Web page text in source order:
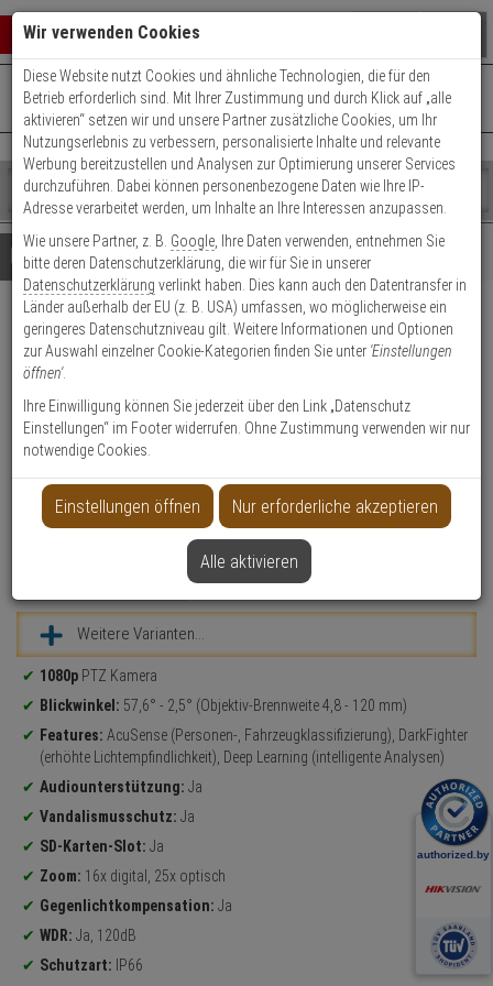
Warenkorb schließen
0 ARTIKEL IM WARENKORB
Ihr Warenkorb ist momentan leer.
Ergebnisse ()
Fertig
Shop
durchsuchen
Bitte
geben
Sie
mindestens
Zeichen
ein,
um
Suche
Es
wurde
noch
Kategorien
Suche
gestartet
+49 (0)821 899 493-0Mo. - Do.: 8:00 - 16:30 | Fr.: 8:00 - 14:00 Uhr
Kontaktservice nutzen
Details Beratung Beliebte 1080p Artikel
HIKVision DS-2DE5232W-
AE(T5) IP-Kamera 1080p T/N
Produktmerkmale
Weitere Varianten...
Produktinformationen
1080p PTZ Kamera
Blickwinkel: 57,6° - 2,5° (Objektiv-Brennweite 4,8 - 120 mm)
Features: AcuSense (Personen-, Fahrzeugklassifizierung), DarkFighter
(erhöhte Lichtempfindlichkeit), Deep Learning (intelligente Analysen)
Audiounterstützung: Ja
Vandalismusschutz: Ja
SD-Karten-Slot: Ja
Zoom: 16x digital, 25x optisch
Gegenlichtkompensation: Ja
WDR: Ja, 120dB
Schutzart: IP66
Wir verwenden Cookies
Diese Website nutzt Cookies und ähnliche Technologien, die für den
Betrieb erforderlich sind. Mit Ihrer Zustimmung und durch Klick auf „alle
aktivieren“ setzen wir und unsere Partner zusätzliche Cookies, um Ihr
Nutzungserlebnis zu verbessern, personalisierte Inhalte und relevante
Werbung bereitzustellen und Analysen zur Optimierung unserer Services
durchzuführen. Dabei können personenbezogene Daten wie Ihre IP-
Adresse verarbeitet werden, um Inhalte an Ihre Interessen anzupassen.
Wie unsere Partner, z. B. Google , Ihre Daten verwenden, entnehmen Sie
bitte deren Datenschutzerklärung, die wir für Sie in unserer
Datenschutzerklärung verlinkt haben. Dies kann auch den Datentransfer in
Länder außerhalb der EU (z. B. USA) umfassen, wo möglicherweise ein
geringeres Datenschutzniveau gilt. Weitere Informationen und Optionen
zur Auswahl einzelner Cookie-Kategorien finden Sie unter 'Einstellungen
öffnen'.
Ihre Einwilligung können Sie jederzeit über den Link „Datenschutz
Einstellungen“ im Footer widerrufen. Ohne Zustimmung verwenden wir nur
notwendige Cookies.
Einstellungen öffnen Nur erforderliche akzeptieren
Alle aktivieren